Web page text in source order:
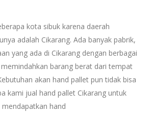
kota sibuk karena daerah
adalah Cikarang. Ada banyak pabrik,
yang ada di Cikarang dengan berbagai
barang berat dari tempat
akan hand pallet pun tidak bisa
kami jual hand pallet Cikarang untuk
hand